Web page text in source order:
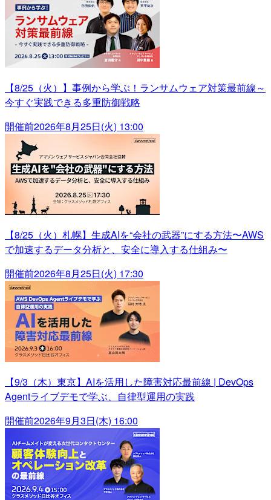
【8/25（火）】事例から学ぶ！ランサムウェア対策最前線～
今すぐ実践できる多重防御戦略
開催前2026年8月25日(火) 13:00
【8/25（火）札幌】生成AIを“会社の武器”にする方法〜AWS
で加速するデータ分析と、安全に導入する仕組み〜
開催前2026年8月25日(火) 17:30
【9/3（木）東京】AIを活用した障害対応最前線 | DevOps
Agentライブデモで学ぶ、自律型運用の実践
開催前2026年9月3日(木) 16:00